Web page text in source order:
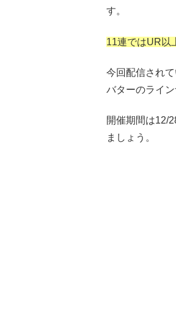
す。
11連ではUR以
今回配信され
バターのライン
開催期間は12/
ましょう。